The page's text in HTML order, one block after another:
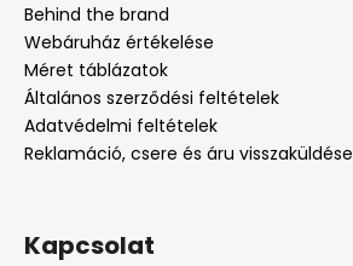
Behind the brand
Webáruház értékelése
Méret táblázatok
Általános szerződési feltételek
Adatvédelmi feltételek
Reklamáció, csere és áru visszaküldése
Kapcsolat